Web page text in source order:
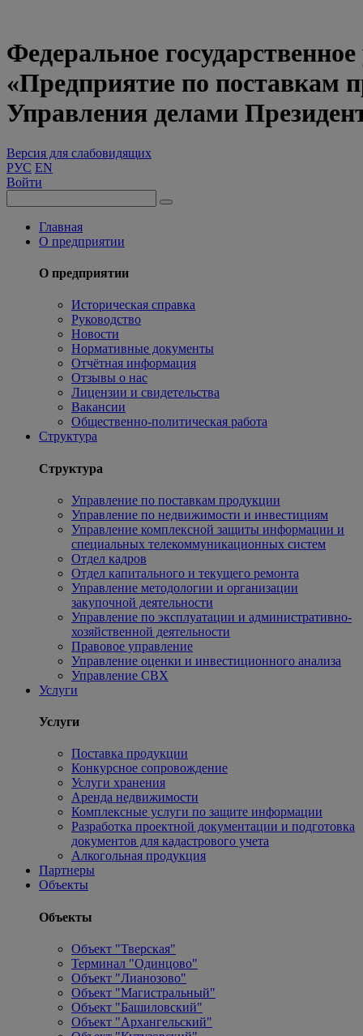
Федеральное
«Предприятие по поставкам
Управления делами
Версия для слабовидящих
РУС EN
Войти
Главная
О предприятии
О предприятии
Историческая справка
Руководство
Новости
Нормативные документы
Отчётная информация
Отзывы о нас
Лицензии и свидетельства
Вакансии
Общественно-политическая работа
Структура
Структура
Управление по поставкам продукции
Управление по недвижимости и инвестициям
Управление комплексной защиты информации и
специальных телекоммуникационных систем
Отдел кадров
Отдел капитального и текущего ремонта
Управление методологии и организации
закупочной деятельности
Управление по эксплуатации и административно-
хозяйственной деятельности
Правовое управление
Управление оценки и инвестиционного анализа
Управление СВХ
Услуги
Услуги
Поставка продукции
Конкурсное сопровождение
Услуги хранения
Аренда недвижимости
Комплексные услуги по защите информации
Разработка проектной документации и подготовка
документов для кадастрового учета
Алкогольная продукция
Партнеры
Объекты
Объекты
Объект "Тверская"
Терминал "Одинцово"
Объект "Лианозово"
Объект "Магистральный"
Объект "Башиловский"
Объект "Архангельский"